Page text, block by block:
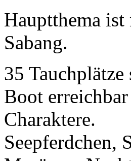
Hauptthema
Sabang.
35
Boot
Charaktere.
Seepferdchen,